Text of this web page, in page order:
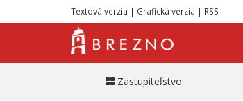
Textová verzia | Grafická verzia | RSS
Zastupiteľstvo